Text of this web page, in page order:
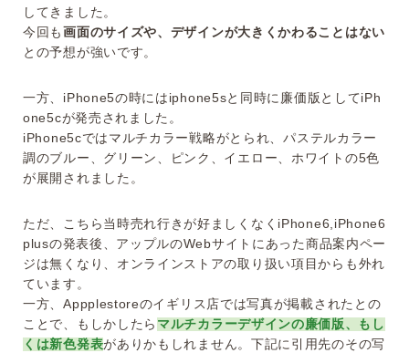
してきました。
今回も画面のサイズや、デザインが大きくかわることはない
との予想が強いです。
一方、iPhone5の時にはiphone5sと同時に廉価版としてiPh
one5cが発売されました。
iPhone5cではマルチカラー戦略がとられ、パステルカラー
調のブルー、グリーン、ピンク、イエロー、ホワイトの5色
が展開されました。
ただ、こちら当時売れ行きが好ましくなくiPhone6,iPhone6
plusの発表後、アップルのWebサイトにあった商品案内ペー
ジは無くなり、オンラインストアの取り扱い項目からも外れ
ています。
一方、Appplestoreのイギリス店では写真が掲載されたとの
ことで、もしかしたら マルチカラーデザインの廉価版、もし
くは新色発表がありかもしれません。下記に引用先のその写